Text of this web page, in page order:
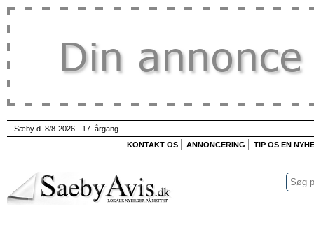
Sæby d. 8/8-2026 - 17. årgang
KONTAKT OS
ANNONCERING TIP OS EN